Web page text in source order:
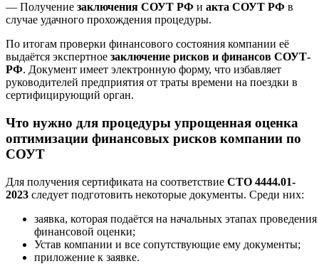
— Получение заключения СОУТ РФ и акта СОУТ РФ в
случае удачного прохождения процедуры.
По итогам проверки финансового состояния компании её
выдаётся экспертное заключение рисков и финансов СОУТ-
РФ. Документ имеет электронную форму, что избавляет
руководителей предприятия от траты времени на поездки в
сертифицирующий орган.
Что нужно для процедуры упрощенная оценка
оптимизации финансовых рисков компании по
СОУТ
Для получения сертификата на соответствие СТО 4444.01-
2023 следует подготовить некоторые документы. Среди них:
заявка, которая подаётся на начальных этапах проведения
финансовой оценки;
Устав компании и все сопутствующие ему документы;
приложение к заявке.